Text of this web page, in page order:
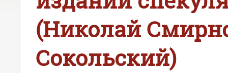
(Николай
Сокольский)